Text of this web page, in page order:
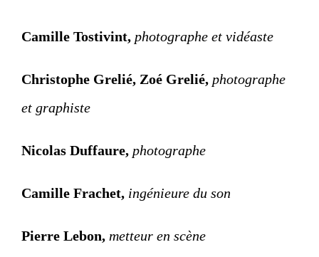
Camille Tostivint, photographe et vidéaste
Christophe Grelié, Zoé Grelié, photographe
et graphiste
Nicolas Duffaure, photographe
Camille Frachet, ingénieure du son
Pierre Lebon, metteur en scène